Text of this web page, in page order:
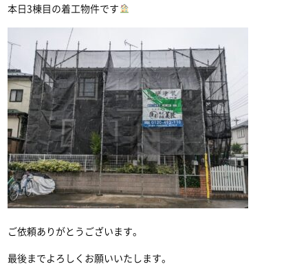
本日3棟目の着工物件です
ご依頼ありがとうございます。
最後までよろしくお願いいたします。